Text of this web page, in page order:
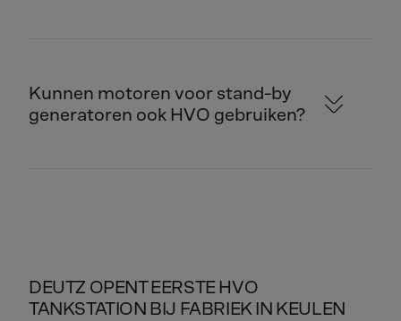
Kunnen motoren voor stand-by
generatoren ook HVO gebruiken?
DEUTZ OPENT EERSTE HVO
TANKSTATION BIJ FABRIEK IN KEULEN